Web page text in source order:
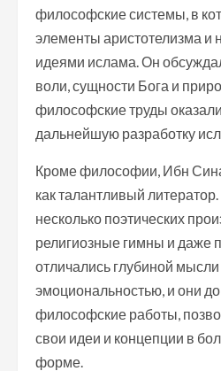
философские системы, в
элементы аристотелизма и
идеями ислама. Он
воли, сущности Бога и
философские труды
дальнейшую разработку
Кроме философии, Ибн
как талантливый
несколько поэтических
религиозные гимны и даже
отличались глубиной мысли
эмоциональностью, и они
философские работы,
свои идеи и концепции в
форме.